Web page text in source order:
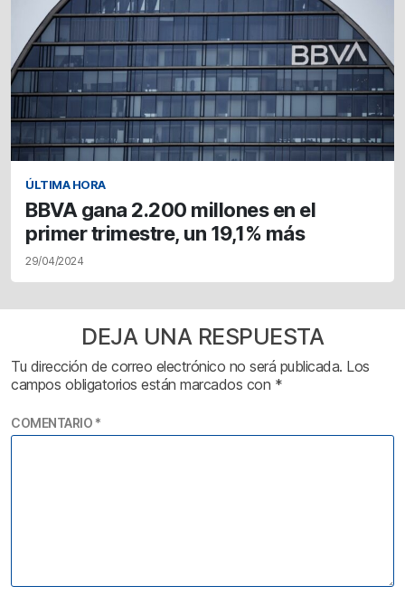
ÚLTIMA HORA
BBVA gana 2.200 millones en el
primer trimestre, un 19,1% más
29/04/2024
DEJA UNA RESPUESTA
Tu dirección de correo electrónico no será publicada. Los
campos obligatorios están marcados con *
COMENTARIO *